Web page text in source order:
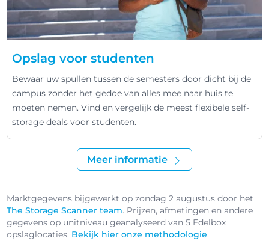
Opslag voor studenten
Bewaar uw spullen tussen de semesters door dicht bij de
campus zonder het gedoe van alles mee naar huis te
moeten nemen. Vind en vergelijk de meest flexibele self-
storage deals voor studenten.
Meer informatie
Marktgegevens bijgewerkt op zondag 2 augustus door het
The Storage Scanner team. Prijzen, afmetingen en andere
gegevens op unitniveau geanalyseerd van 5 Edelbox
opslaglocaties. Bekijk hier onze methodologie.